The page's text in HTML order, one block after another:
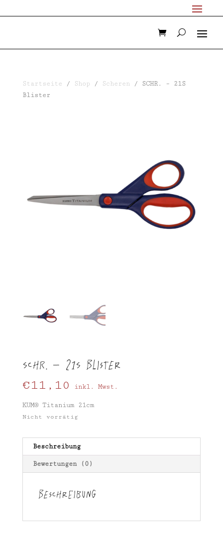
Startseite / Shop / Scheren / SCHR. – 21S
Blister
SCHR. – 21S Blister
€11,10 inkl. Mwst.
KUM® Titanium 21cm
Nicht vorrätig
Beschreibung
Bewertungen (0)
Beschreibung